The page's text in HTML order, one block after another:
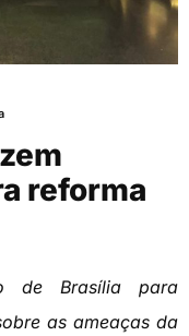
reforma
de Brasília para
as ameaças da